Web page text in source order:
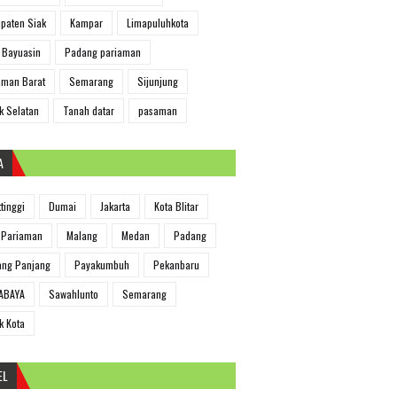
Siak
Kampar
Limapuluhkota
Padang pariaman
Barat
Semarang
Sijunjung
Selatan
Tanah datar pasaman
Dumai Jakarta
Kota Blitar
Malang Medan
Padang
Panjang
Payakumbuh
Pekanbaru
Sawahlunto
Semarang
Kota